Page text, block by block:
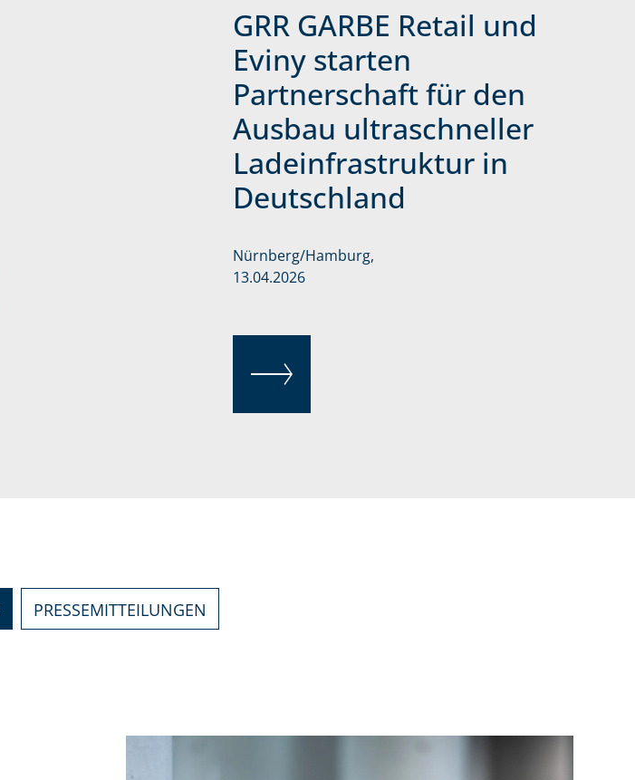
GRR GARBE Retail und
Eviny starten
Partnerschaft für den
Ausbau ultraschneller
Ladeinfrastruktur in
Deutschland
Nürnberg/Hamburg,
13.04.2026
WEITERLESEN
PRESSEMITTEILUNGEN